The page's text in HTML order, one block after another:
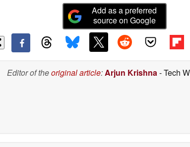
Add as a preferred
source on Google
Editor of theoriginal article:Arjun Krishna- Tech